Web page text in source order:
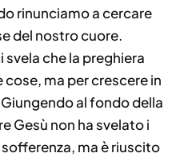
rinunciamo a cercare
del nostro cuore.
svela che la preghiera
ma per crescere in
al fondo della
Gesù non ha svelato i
ma è riuscito